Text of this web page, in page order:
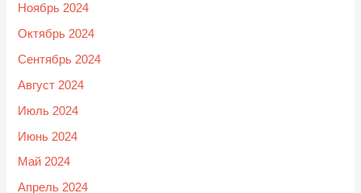
Ноябрь 2024
Октябрь 2024
Сентябрь 2024
Август 2024
Июль 2024
Июнь 2024
Май 2024
Апрель 2024